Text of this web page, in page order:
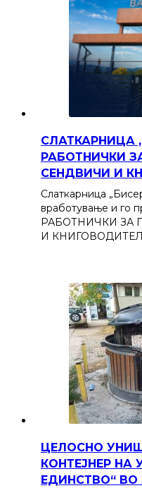
СЛАТКАРНИЦА
РАБОТНИЧКИ
СЕНДВИЧИ И
Слаткарница
вработување и го
РАБОТНИЧКИ ЗА
И
ЦЕЛОСНО
КОНТЕЈНЕР НА
ЕДИНСТВО“